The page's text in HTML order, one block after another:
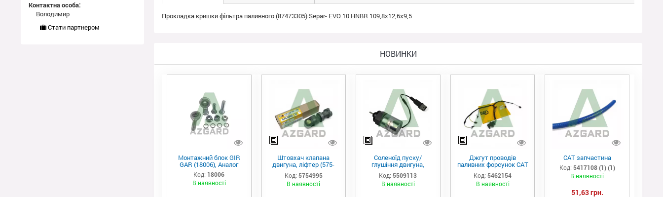
Прокладка кришки фільтра паливного (87473305) Separ- EVO 10 HNBR 109,8x12,6x9,5
НОВИНКИ
Монтажний блок GIR
GAR (18006), Аналог
Код: 18006
В наявності
Штовхач клапана
двигуна, ліфтер (575-
4995)
Код: 5754995
В наявності
Соленоїд пуску/
глушіння двигуна,
актуатор (550-9113)
Код: 5509113
В наявності
Джгут проводів
паливних форсунок CAT
C7/C9 (546-2154)
Код: 5462154
В наявності
САТ запчастина
Код: 5417108 (1) (1)
В наявності
51,63 грн.
Контактна особа:
Володимир
Стати партнером